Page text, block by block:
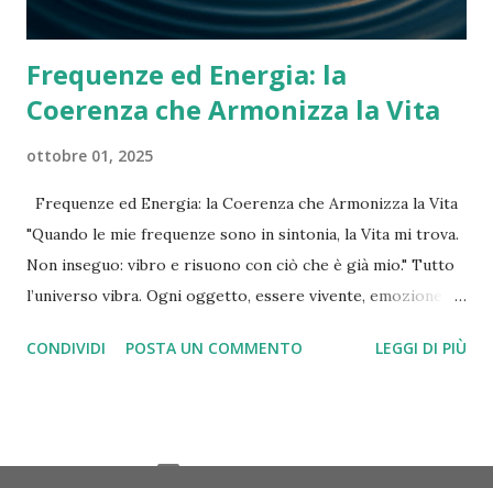
Frequenze ed Energia: la
Coerenza che Armonizza la Vita
ottobre 01, 2025
Frequenze ed Energia: la Coerenza che Armonizza la Vita
"Quando le mie frequenze sono in sintonia, la Vita mi trova.
Non inseguo: vibro e risuono con ciò che è già mio." Tutto
l’universo vibra. Ogni oggetto, essere vivente, emozione e
onde entrano in armonia, il corpo ritrova equilibrio, la
CONDIVIDI POSTA UN COMMENTO LEGGI DI PIÙ